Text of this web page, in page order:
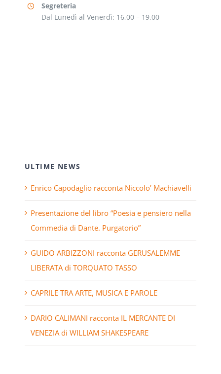
Segreteria
Dal Lunedì al Venerdì: 16,00 – 19,00
ULTIME NEWS
Enrico Capodaglio racconta Niccolo’ Machiavelli
Presentazione del libro “Poesia e pensiero nella
Commedia di Dante. Purgatorio”
GUIDO ARBIZZONI racconta GERUSALEMME
LIBERATA di TORQUATO TASSO
CAPRILE TRA ARTE, MUSICA E PAROLE
DARIO CALIMANI racconta IL MERCANTE DI
VENEZIA di WILLIAM SHAKESPEARE